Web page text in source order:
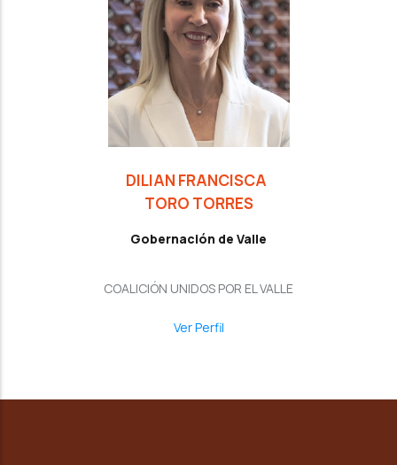
DILIAN FRANCISCA
TORO TORRES
Gobernación de Valle
COALICIÓN UNIDOS POR EL VALLE
Ver Perfil